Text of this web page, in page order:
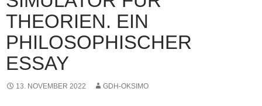
THEORIEN. EIN
PHILOSOPHISCHER
ESSAY
13. NOVEMBER 2022 GDH-OKSIMO